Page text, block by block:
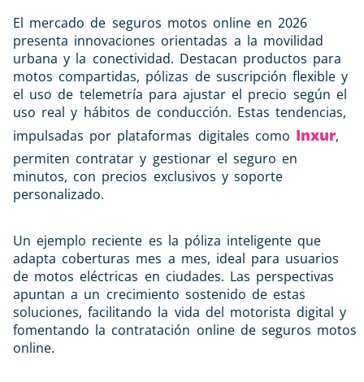
El mercado de seguros motos online en 2026
presenta innovaciones orientadas a la movilidad
urbana y la conectividad. Destacan productos para
motos compartidas, pólizas de suscripción flexible y
el uso de telemetría para ajustar el precio según el
uso real y hábitos de conducción. Estas tendencias,
impulsadas por plataformas digitales como Inxur,
permiten contratar y gestionar el seguro en
minutos, con precios exclusivos y soporte
personalizado.
Un ejemplo reciente es la póliza inteligente que
adapta coberturas mes a mes, ideal para usuarios
de motos eléctricas en ciudades. Las perspectivas
apuntan a un crecimiento sostenido de estas
soluciones, facilitando la vida del motorista digital y
fomentando la contratación online de seguros motos
online.